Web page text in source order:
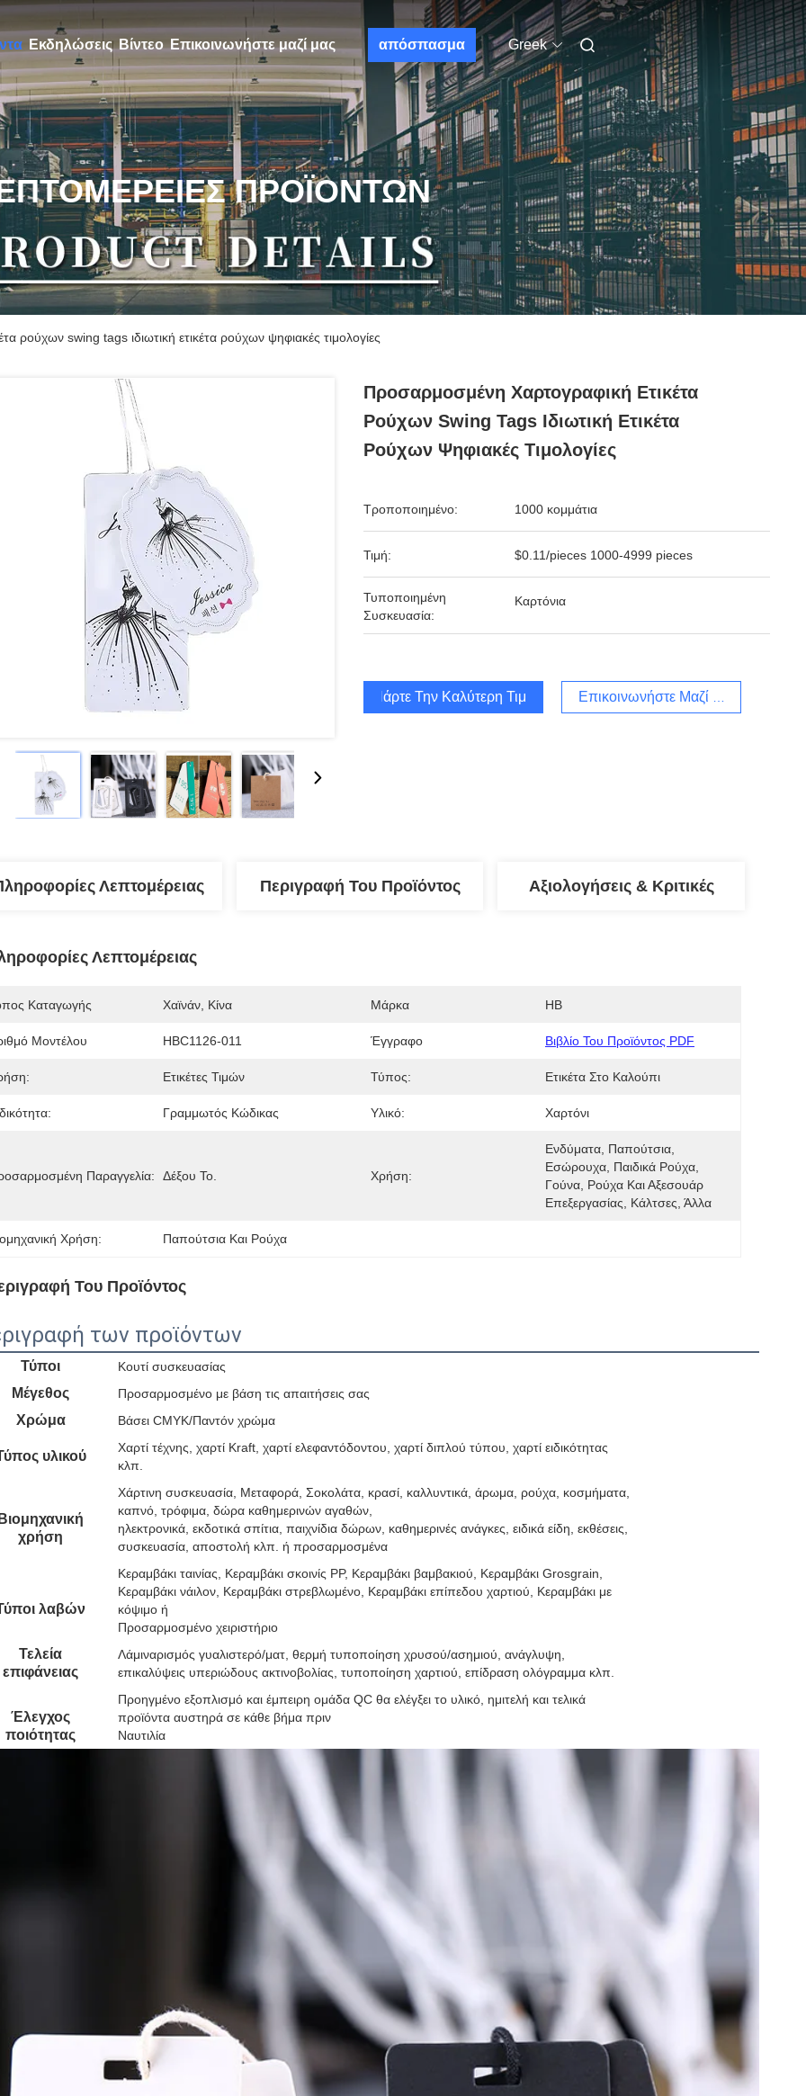
Εκδηλώσεις Βίντεο Επικοινωνήστε μαζί μας απόσπασμα Greek
ΠΡΟΪΌΝΤΩΝ
ρούχων swing tags ιδιωτική ετικέτα ρούχων ψηφιακές τιμολογίες
Προσαρμοσμένη Χαρτογραφική Ετικέτα
Ρούχων Swing Tags Ιδιωτική Ετικέτα
Ρούχων Ψηφιακές Τιμολογίες
Τροποποιημένο: 1000 κομμάτια
Τιμή: $0.11/pieces 1000-4999 pieces
Τυποποιημένη
Συσκευασία:
Καρτόνια
Πάρτε Την Καλύτερη Τιμή Επικοινωνήστε Μαζί Μας
Λεπτομέρειας Περιγραφή Του Προϊόντος Αξιολογήσεις & Κριτικές
Λεπτομέρειας
Καταγωγής Χαϊνάν, Κίνα Μάρκα HB
Μοντέλου HBC1126-011 Έγγραφο Βιβλίο Του Προϊόντος PDF
Ετικέτες Τιμών Τύπος: Ετικέτα Στο Καλούπι
Γραμμωτός Κώδικας Υλικό: Χαρτόνι
Παραγγελία: Δέξου Το. Χρήση:
Ενδύματα, Παπούτσια,
Εσώρουχα, Παιδικά Ρούχα,
Γούνα, Ρούχα Και Αξεσουάρ
Επεξεργασίας, Κάλτσες, Άλλα
Χρήση: Παπούτσια Και Ρούχα
Του Προϊόντος
των προϊόντων
Τύποι Κουτί συσκευασίας
Μέγεθος Προσαρμοσμένο με βάση τις απαιτήσεις σας
Χρώμα Βάσει CMYK/Παντόν χρώμα
υλικού
Χαρτί τέχνης, χαρτί Kraft, χαρτί ελεφαντόδοντου, χαρτί διπλού τύπου, χαρτί ειδικότητας
κλπ.
Βιομηχανική
χρήση
Χάρτινη συσκευασία, Μεταφορά, Σοκολάτα, κρασί, καλλυντικά, άρωμα, ρούχα, κοσμήματα,
καπνό, τρόφιμα, δώρα καθημερινών αγαθών,
ηλεκτρονικά, εκδοτικά σπίτια, παιχνίδια δώρων, καθημερινές ανάγκες, ειδικά είδη, εκθέσεις,
συσκευασία, αποστολή κλπ. ή προσαρμοσμένα
λαβών
Κεραμβάκι ταινίας, Κεραμβάκι σκοινίς PP, Κεραμβάκι βαμβακιού, Κεραμβάκι Grosgrain,
Κεραμβάκι νάιλον, Κεραμβάκι στρεβλωμένο, Κεραμβάκι επίπεδου χαρτιού, Κεραμβάκι με
κόψιμο ή
Προσαρμοσμένο χειριστήριο
Τελεία
επιφάνειας
Λάμιναρισμός γυαλιστερό/ματ, θερμή τυποποίηση χρυσού/ασημιού, ανάγλυψη,
επικαλύψεις υπεριώδους ακτινοβολίας, τυποποίηση χαρτιού, επίδραση ολόγραμμα κλπ.
Έλεγχος
ποιότητας
Προηγμένο εξοπλισμό και έμπειρη ομάδα QC θα ελέγξει το υλικό, ημιτελή και τελικά
προϊόντα αυστηρά σε κάθε βήμα πριν
Ναυτιλία